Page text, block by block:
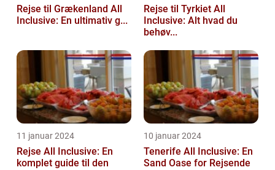
Rejse til Grækenland All
Inclusive: En ultimativ g...
Rejse til Tyrkiet All
Inclusive: Alt hvad du
behøv...
11 januar 2024
Rejse All Inclusive: En
komplet guide til den
10 januar 2024
Tenerife All Inclusive: En
Sand Oase for Rejsende